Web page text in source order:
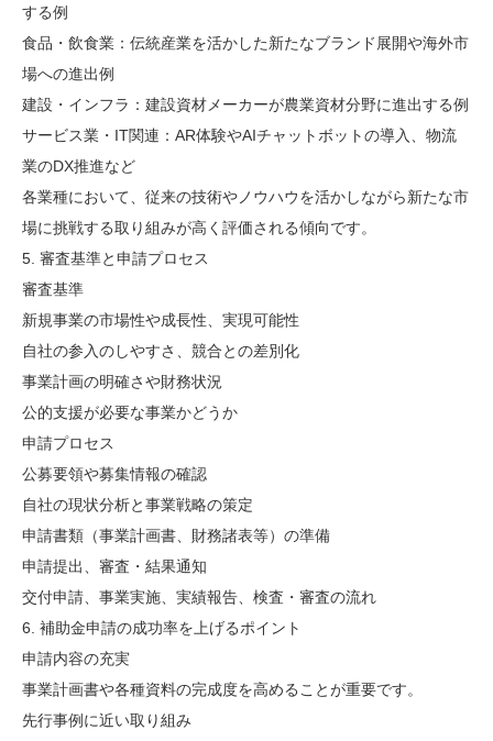
する例
食品・飲食業：伝統産業を活かした新たなブランド展開や海外市
場への進出例
建設・インフラ：建設資材メーカーが農業資材分野に進出する例
サービス業・IT関連：AR体験やAIチャットボットの導入、物流
業のDX推進など
各業種において、従来の技術やノウハウを活かしながら新たな市
場に挑戦する取り組みが高く評価される傾向です。
5. 審査基準と申請プロセス
審査基準
新規事業の市場性や成長性、実現可能性
自社の参入のしやすさ、競合との差別化
事業計画の明確さや財務状況
公的支援が必要な事業かどうか
申請プロセス
公募要領や募集情報の確認
自社の現状分析と事業戦略の策定
申請書類（事業計画書、財務諸表等）の準備
申請提出、審査・結果通知
交付申請、事業実施、実績報告、検査・審査の流れ
6. 補助金申請の成功率を上げるポイント
申請内容の充実
事業計画書や各種資料の完成度を高めることが重要です。
先行事例に近い取り組み